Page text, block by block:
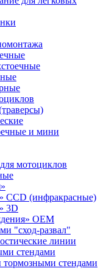
и мини
мотоциклов
CCD (инфракрасные)
3D
ОЕМ
"сход-развал"
линии
стендами
стендами